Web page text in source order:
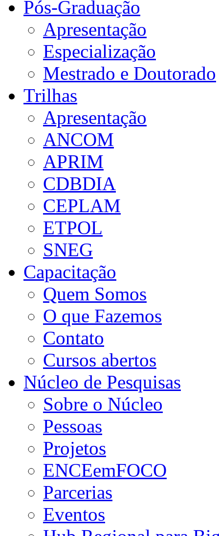
Pós-Graduação
Apresentação
Especialização
Mestrado e Doutorado
Trilhas
Apresentação
ANCOM
APRIM
CDBDIA
CEPLAM
ETPOL
SNEG
Capacitação
Quem Somos
O que Fazemos
Contato
Cursos abertos
Núcleo de Pesquisas
Sobre o Núcleo
Pessoas
Projetos
ENCEemFOCO
Parcerias
Eventos